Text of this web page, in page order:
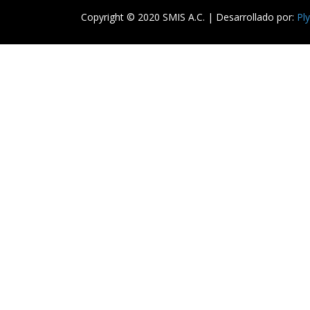
Copyright © 2020 SMIS A.C. | Desarrollado por: